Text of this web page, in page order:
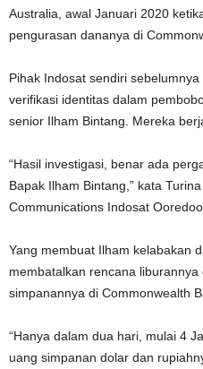
Australia, awal Januari 2020
pengurasan dananya di
Pihak Indosat sendiri
verifikasi identitas dalam
senior Ilham Bintang. Mereka
“Hasil investigasi, benar ada
Bapak Ilham Bintang,” kata
Communications Indosat
Yang membuat Ilham kelabakan
membatalkan rencana
simpanannya di Commonwealth
“Hanya dalam dua hari, mulai 4
uang simpanan dolar dan